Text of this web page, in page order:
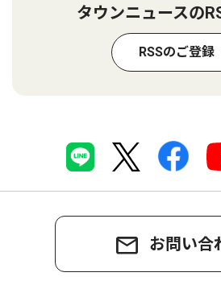
タウンニュースの
RSSのご登録
お問い合